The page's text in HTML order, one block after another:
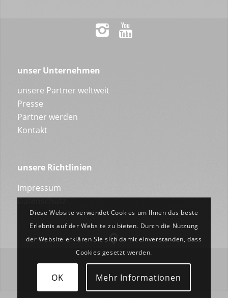
unser Unternehmen
unsere Partner weltweit
Presse
Partner werden
Kontakt
unsere Richtlinien
Impressum
Datenschutz
Diese Website verwendet Cookies um Ihnen das beste
Erlebnis auf der Website zu bieten. Durch die Nutzung
der Website erklären Sie sich damit einverstanden, dass
Cookies gesetzt werden.
OK Mehr Informationen